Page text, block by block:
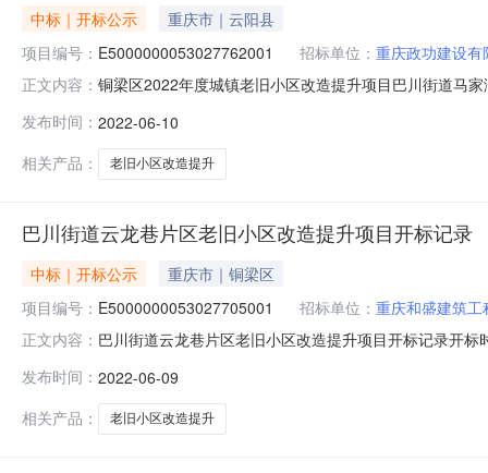
中标｜开标公示
重庆市｜云阳县
项目编号： E5000000053027762001 招标单位： 重庆政功建设有
正文内容： 铜梁区2022年度城镇老旧小区改造提升项目巴川街道马
质量要求:0;保证金金额:0.00元,投标文件递交时间
发布时间： 2022-06-10
相关产品：
老旧小区改造提升
巴川街道云龙巷片区老旧小区改造提升项目开标记录
中标｜开标公示
重庆市｜铜梁区
项目编号： E5000000053027705001 招标单位： 重庆和盛建筑工
正文内容： 巴川街道云龙巷片区老旧小区改造提升项目开标记录开
交时间:WedJun0818:59:24CST2022,投标人名称:重庆
发布时间： 2022-06-09
相关产品：
老旧小区改造提升